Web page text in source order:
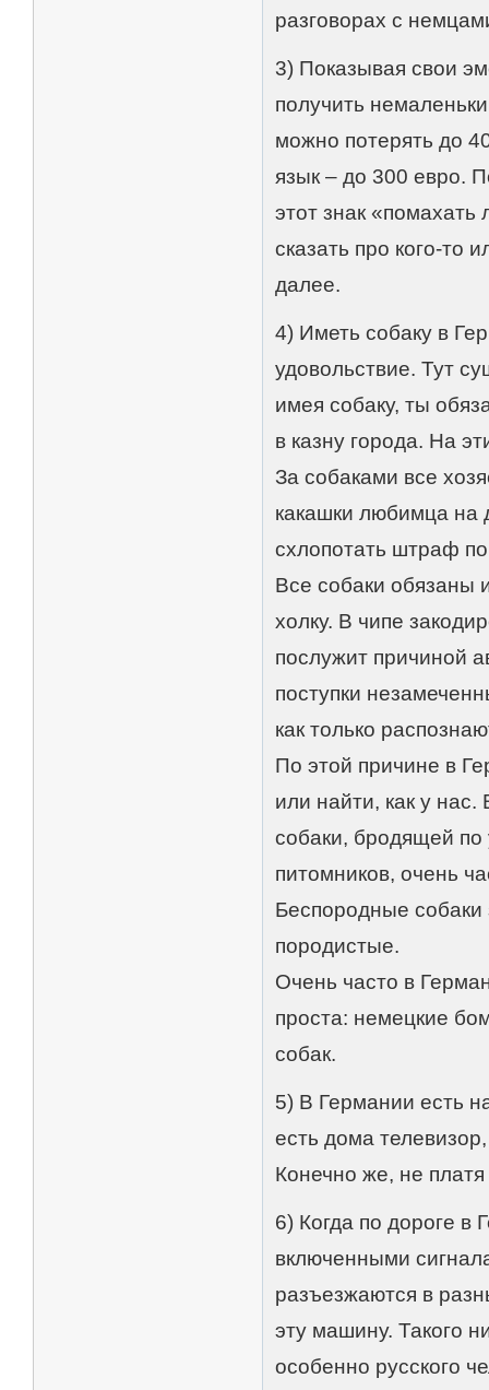
разговорах с
3) Показывая свои
получить
можно потерять до
язык – до 300 евро.
этот знак «помахать
сказать про кого-то
далее.
4) Иметь собаку в
удовольствие. Тут
имея собаку, ты
в казну города. На
За собаками все
какашки любимца на
схлопотать штраф
Все собаки обязаны
холку. В чипе
послужит причиной
поступки
как только
По этой причине в
или найти, как у
собаки, бродящей по
питомников, очень
Беспородные
породистые.
Очень часто в
проста: немецкие
собак.
5) В Германии есть
есть дома
Конечно же, не
6) Когда по дороге
включенными
разъезжаются в
эту машину. Такого
особенно русского